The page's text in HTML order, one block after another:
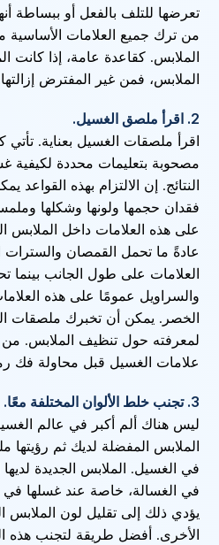
تعرضها للتلف بالفعل أو ببساطة
من ترك جميع العلامات
الملابس. كقاعدة عامة، إذا
الملابس، فمن غير المفترض
2. اقرأ ملصق الغسيل.
اقرأ ملصقات الغسيل بعناية.
مصحوبة بتعليمات محددة
النتائج. إن الالتزام بهذه القواعد
فقدان حجمها ولونها وشكلها
على هذه العلامات داخل
عادةً ما تحمل القمصان
العلامات على طول الجانب بينما
والسراويل عمومًا على هذه
الخصر. يمكن أن تخبرك ملصقات
لمعرفته حول تنظيف الملابس. من
علامات الغسيل قبل محاولة فك
3. تجنب خلط الألوان المختلفة معًا.
ليس هناك ألم أكبر في عالم
الملابس المفضلة لديك ثم
في الغسيل. الملابس الجديدة لديها
في الغسالة، خاصة عند غسلها في
يؤدي ذلك إلى تقليل لون الملابس
الأخرى. أفضل طريقة لتجنب